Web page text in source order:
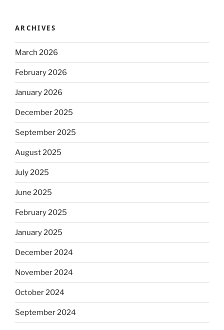
ARCHIVES
March 2026
February 2026
January 2026
December 2025
September 2025
August 2025
July 2025
June 2025
February 2025
January 2025
December 2024
November 2024
October 2024
September 2024